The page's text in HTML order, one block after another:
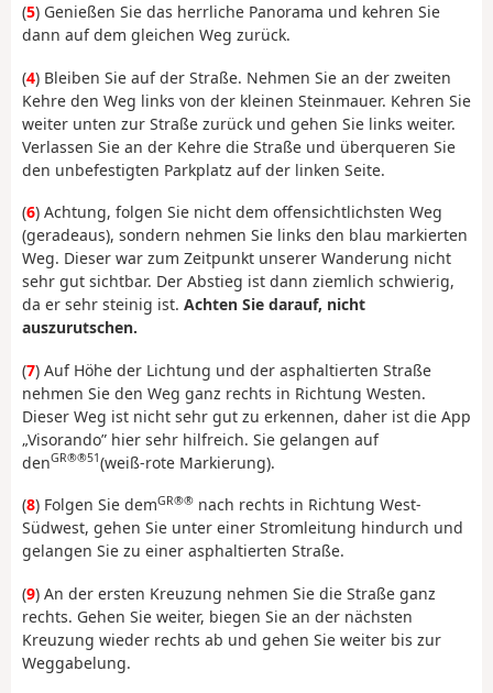
(5) Genießen Sie das herrliche Panorama und kehren Sie
dann auf dem gleichen Weg zurück.
(4) Bleiben Sie auf der Straße. Nehmen Sie an der zweiten
Kehre den Weg links von der kleinen Steinmauer. Kehren Sie
weiter unten zur Straße zurück und gehen Sie links weiter.
Verlassen Sie an der Kehre die Straße und überqueren Sie
den unbefestigten Parkplatz auf der linken Seite.
(6) Achtung, folgen Sie nicht dem offensichtlichsten Weg
(geradeaus), sondern nehmen Sie links den blau markierten
Weg. Dieser war zum Zeitpunkt unserer Wanderung nicht
sehr gut sichtbar. Der Abstieg ist dann ziemlich schwierig,
da er sehr steinig ist. Achten Sie darauf, nicht
auszurutschen.
(7) Auf Höhe der Lichtung und der asphaltierten Straße
nehmen Sie den Weg ganz rechts in Richtung Westen.
Dieser Weg ist nicht sehr gut zu erkennen, daher ist die App
„Visorando” hier sehr hilfreich. Sie gelangen auf
denGR®®51(weiß-rote Markierung).
(8) Folgen Sie demGR®® nach rechts in Richtung West-
Südwest, gehen Sie unter einer Stromleitung hindurch und
gelangen Sie zu einer asphaltierten Straße.
(9) An der ersten Kreuzung nehmen Sie die Straße ganz
rechts. Gehen Sie weiter, biegen Sie an der nächsten
Kreuzung wieder rechts ab und gehen Sie weiter bis zur
Weggabelung.